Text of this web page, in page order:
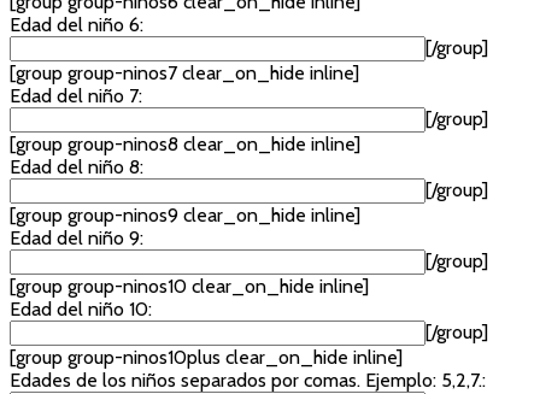
Edad del niño 6:
[/group]
[group group-ninos7 clear_on_hide inline]
Edad del niño 7:
[/group]
[group group-ninos8 clear_on_hide inline]
Edad del niño 8:
[/group]
[group group-ninos9 clear_on_hide inline]
Edad del niño 9:
[/group]
[group group-ninos10 clear_on_hide inline]
Edad del niño 10:
[/group]
[group group-ninos10plus clear_on_hide inline]
Edades de los niños separados por comas. Ejemplo: 5,2,7.: